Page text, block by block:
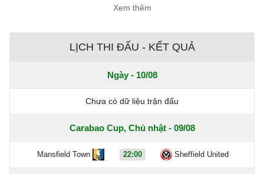
Xem thêm
LỊCH THI ĐẤU - KẾT QUẢ
Ngày - 10/08
Chưa có dữ liệu trận đấu
Carabao Cup, Chủ nhật - 09/08
Mansfield Town 22:00 Sheffield United